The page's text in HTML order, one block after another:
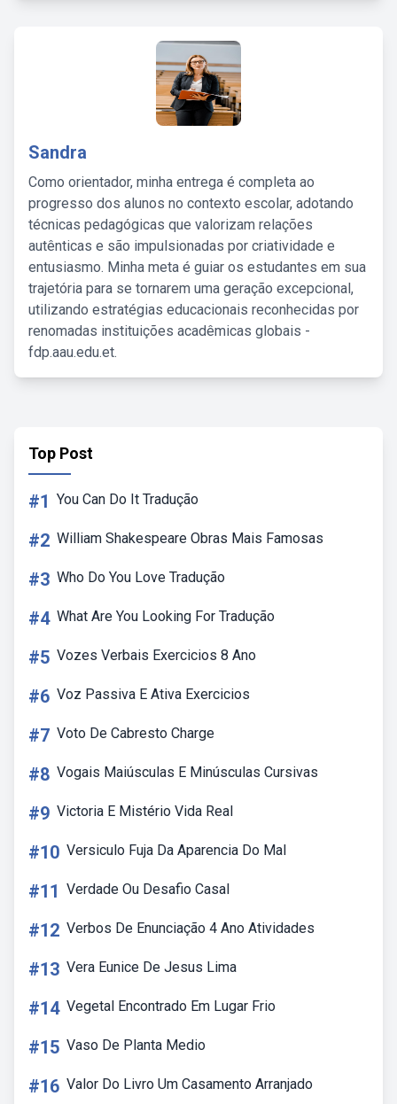
Sandra
Como orientador, minha entrega é completa ao
progresso dos alunos no contexto escolar, adotando
técnicas pedagógicas que valorizam relações
autênticas e são impulsionadas por criatividade e
entusiasmo. Minha meta é guiar os estudantes em sua
trajetória para se tornarem uma geração excepcional,
utilizando estratégias educacionais reconhecidas por
renomadas instituições acadêmicas globais -
fdp.aau.edu.et.
Top Post
#1 You Can Do It Tradução
#2 William Shakespeare Obras Mais Famosas
#3 Who Do You Love Tradução
#4 What Are You Looking For Tradução
#5 Vozes Verbais Exercicios 8 Ano
#6 Voz Passiva E Ativa Exercicios
#7 Voto De Cabresto Charge
#8 Vogais Maiúsculas E Minúsculas Cursivas
#9 Victoria E Mistério Vida Real
#10 Versiculo Fuja Da Aparencia Do Mal
#11 Verdade Ou Desafio Casal
#12 Verbos De Enunciação 4 Ano Atividades
#13 Vera Eunice De Jesus Lima
#14 Vegetal Encontrado Em Lugar Frio
#15 Vaso De Planta Medio
#16 Valor Do Livro Um Casamento Arranjado